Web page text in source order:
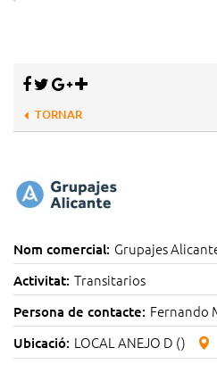
TORNAR
Nom comercial: Grupajes
Activitat: Transitarios
Persona de contacte: Fernando
Ubicació: LOCAL ANEJO D ()